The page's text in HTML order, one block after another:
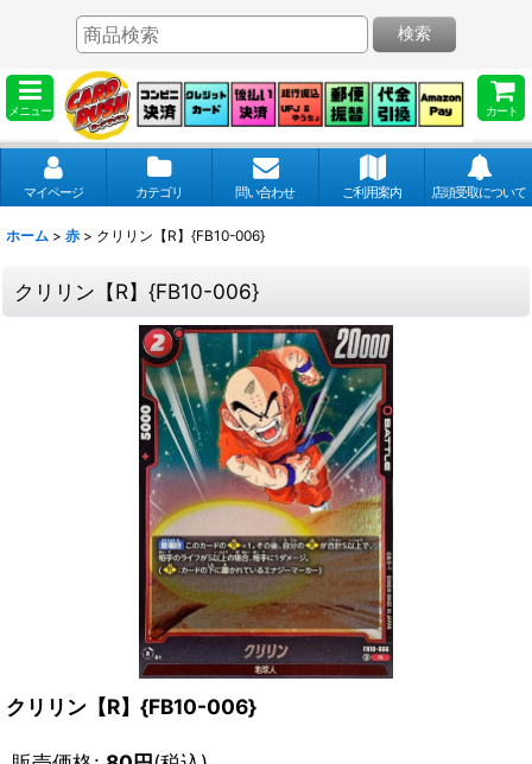
メニュー カート
検索
マイページ カテゴリ 問い合わせ ご利用案内 店頭受取について
ホーム > 赤 > クリリン【R】{FB10-006}
クリリン【R】{FB10-006}
クリリン【R】{FB10-006}